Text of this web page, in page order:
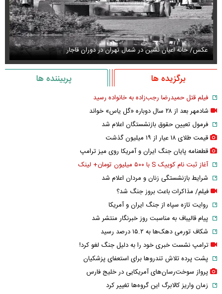
عکس/ خانه اعیان نشین در شمال تهران در دوران قاجار
برگزیده ها پربیننده ها
فیلم قتل حمیدرضا رجب‌زاده به خانواده رسید
شادمهر بعد از ۲۸ سال دوباره «گل یاس» خواند
فرمول تعیین حقوق بازنشستگان اعلام شد
قیمت طلای ۱۸ عیار از ۱۹ میلیون گذشت
قطعنامه پایان جنگ ایران و آمریکا روی میز ترامپ
آغاز ثبت نام کوییک S با ۵۰۰ میلیون تومان+ لینک
شرایط بازنشستگی زنان و مردان اعلام شد
فیلم/ مذاکرات باعث بروز جنگ شد؟
روایت تازه سپاه از جنگ ایران و آمریکا
پیام قالیباف به مناسبت روز خبرنگار منتشر شد
شکاف تورمی دهک‌ها به ۱۵.۲ درصد رسید
ترامپ نشست خبری خود را به دلیل جنگ لغو کرد!
پشت پرده تلاش تندروها برای استعفای پزشکیان
پرواز سوخت‌رسان‌های آمریکایی در خلیج فارس
زمان واریز کالابرگ این گروه‌ها تغییر کرد